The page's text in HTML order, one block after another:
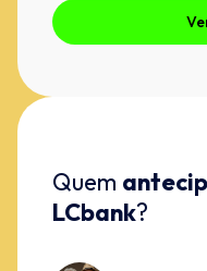
Quem
LCbank?